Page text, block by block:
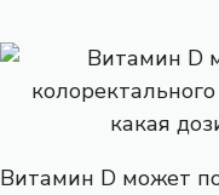
Витамин D может